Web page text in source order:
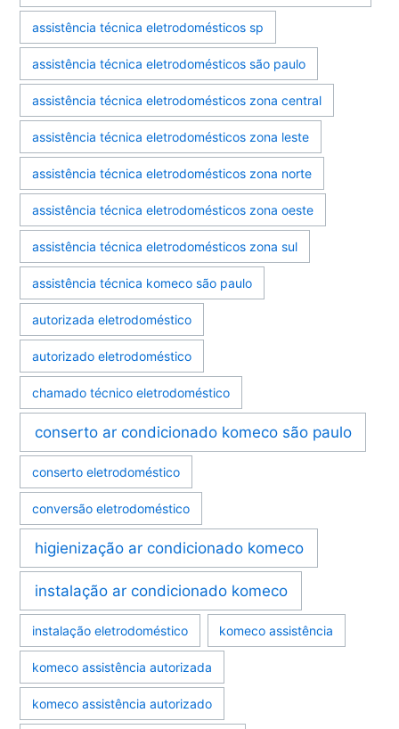
assistência técnica eletrodomésticos sp
assistência técnica eletrodomésticos são paulo
assistência técnica eletrodomésticos zona central
assistência técnica eletrodomésticos zona leste
assistência técnica eletrodomésticos zona norte
assistência técnica eletrodomésticos zona oeste
assistência técnica eletrodomésticos zona sul
assistência técnica komeco são paulo
autorizada eletrodoméstico
autorizado eletrodoméstico
chamado técnico eletrodoméstico
conserto ar condicionado komeco são paulo
conserto eletrodoméstico
conversão eletrodoméstico
higienização ar condicionado komeco
instalação ar condicionado komeco
instalação eletrodoméstico komeco assistência
komeco assistência autorizada
komeco assistência autorizado